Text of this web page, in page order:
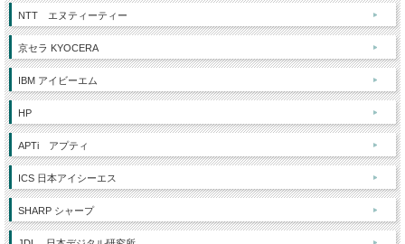
NTT エヌティーティー
京セラ KYOCERA
IBM アイビーエム
HP
APTi アプティ
ICS 日本アイシーエス
SHARP シャープ